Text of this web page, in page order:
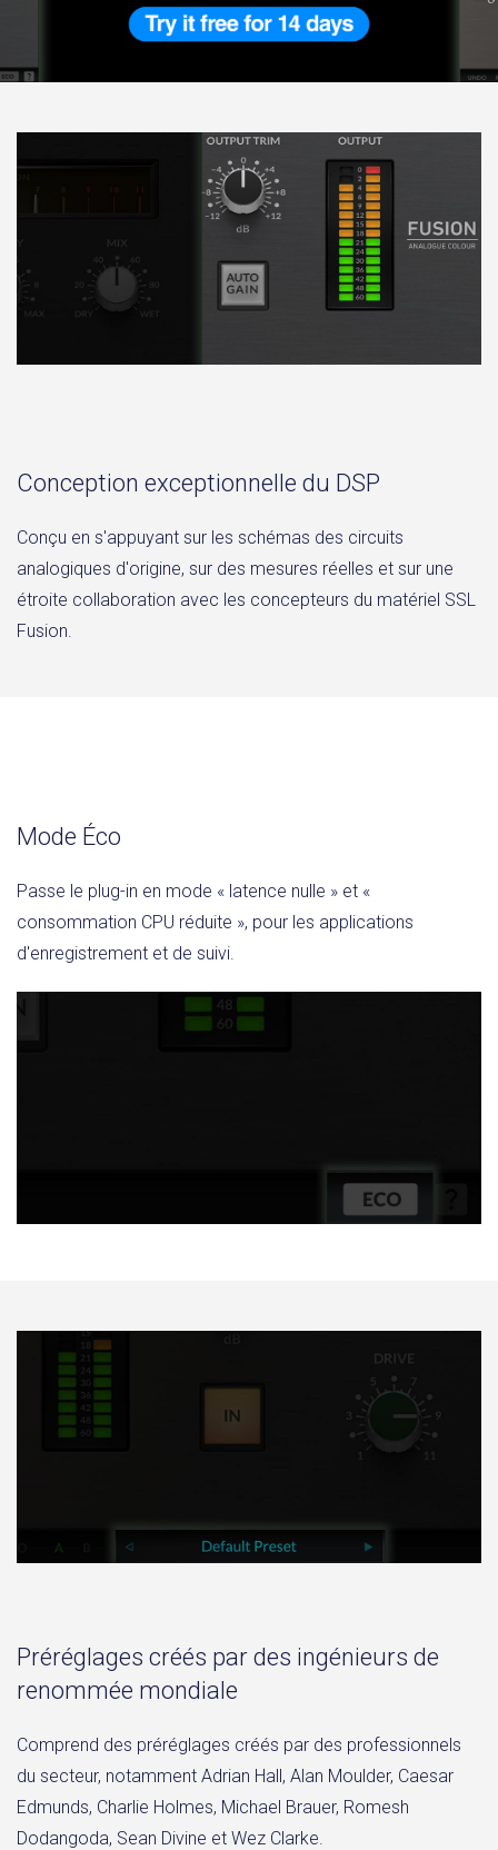
Conception exceptionnelle du DSP
Conçu en s'appuyant sur les schémas des circuits
analogiques d'origine, sur des mesures réelles et sur une
étroite collaboration avec les concepteurs du matériel SSL
Fusion.
Mode Éco
Passe le plug-in en mode « latence nulle » et «
consommation CPU réduite », pour les applications
d'enregistrement et de suivi.
Préréglages créés par des ingénieurs de
renommée mondiale
Comprend des préréglages créés par des professionnels
du secteur, notamment Adrian Hall, Alan Moulder, Caesar
Edmunds, Charlie Holmes, Michael Brauer, Romesh
Dodangoda, Sean Divine et Wez Clarke.